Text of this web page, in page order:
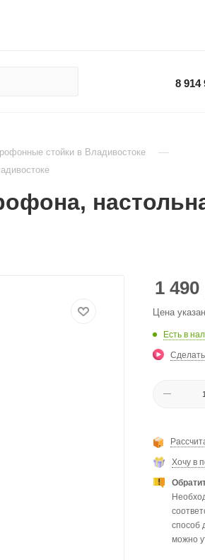
8 914
стойки в Владивостоке —
1 490
Цена
Есть в
Хочу в
способ
можно